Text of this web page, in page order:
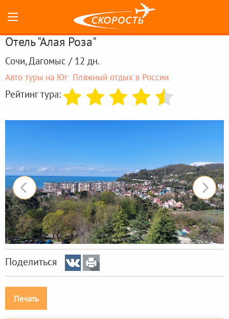
Отель "Алая Роза"
Сочи, Дагомыс / 12 дн.
Авто туры на Юг Пляжный отдых в России
Рейтинг тура:
Поделиться
Печать